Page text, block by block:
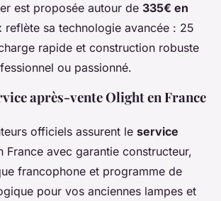
est proposée autour de 335€ en
reflète sa technologie avancée : 25
rapide et construction robuste
ou passionné.
après-vente Olight en France
officiels assurent le service
France avec garantie constructeur,
francophone et programme de
pour vos anciennes lampes et